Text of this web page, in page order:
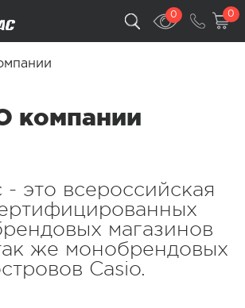
0 0
компании
- это всероссийская
магазинов
же монобрендовых
Casio.